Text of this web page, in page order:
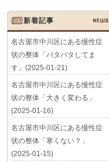
新着記事 NEWS
名古屋市中川区にある慢性症
状の整体「バタバタしてま
す」(2025-01-21)
名古屋市中川区にある慢性症
状の整体「大きく変わる」
(2025-01-16)
名古屋市中川区にある慢性症
状の整体「寒くない？」
(2025-01-15)